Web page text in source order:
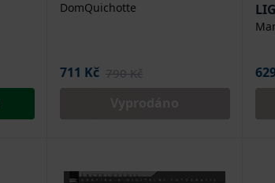
DomQuichotte
711 Kč 790 Kč